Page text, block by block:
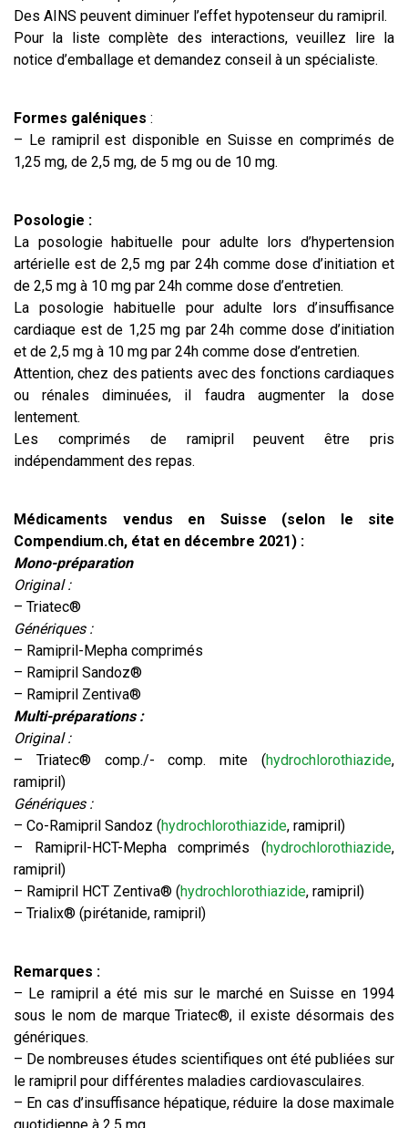
Des AINS peuvent diminuer l’effet hypotenseur du ramipril.
Pour la liste complète des interactions, veuillez lire la
notice d’emballage et demandez conseil à un spécialiste.
Formes galéniques :
– Le ramipril est disponible en Suisse en comprimés de
1,25 mg, de 2,5 mg, de 5 mg ou de 10 mg.
Posologie :
La posologie habituelle pour adulte lors d’hypertension
artérielle est de 2,5 mg par 24h comme dose d’initiation et
de 2,5 mg à 10 mg par 24h comme dose d’entretien.
La posologie habituelle pour adulte lors d’insuffisance
cardiaque est de 1,25 mg par 24h comme dose d’initiation
et de 2,5 mg à 10 mg par 24h comme dose d’entretien.
Attention, chez des patients avec des fonctions cardiaques
ou rénales diminuées, il faudra augmenter la dose
lentement.
Les comprimés de ramipril peuvent être pris
indépendamment des repas.
Médicaments vendus en Suisse (selon le site
Compendium.ch, état en décembre 2021) :
Mono-préparation
Original :
– Triatec®
Génériques :
– Ramipril-Mepha comprimés
– Ramipril Sandoz®
– Ramipril Zentiva®
Multi-préparations :
Original :
– Triatec® comp./- comp. mite (hydrochlorothiazide,
ramipril)
Génériques :
– Co-Ramipril Sandoz (hydrochlorothiazide, ramipril)
– Ramipril-HCT-Mepha comprimés (hydrochlorothiazide,
ramipril)
– Ramipril HCT Zentiva® (hydrochlorothiazide, ramipril)
– Trialix® (pirétanide, ramipril)
Remarques :
– Le ramipril a été mis sur le marché en Suisse en 1994
sous le nom de marque Triatec®, il existe désormais des
génériques.
– De nombreuses études scientifiques ont été publiées sur
le ramipril pour différentes maladies cardiovasculaires.
– En cas d’insuffisance hépatique, réduire la dose maximale